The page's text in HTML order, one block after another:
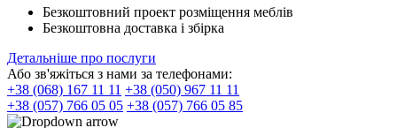
Безкоштовний проект розміщення меблів
Безкоштовна доставка і збірка
Детальніше про послуги
Або зв'яжіться з нами за телефонами:
+38 (068) 167 11 11 +38 (050) 967 11 11
+38 (057) 766 05 05 +38 (057) 766 05 85